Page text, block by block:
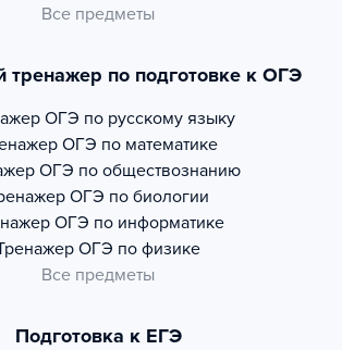
Все предметы
тренажер по подготовке к ОГЭ
ОГЭ по русскому языку
ОГЭ по математике
ОГЭ по обществознанию
ОГЭ по биологии
ОГЭ по информатике
ОГЭ по физике
Все предметы
Подготовка к ЕГЭ